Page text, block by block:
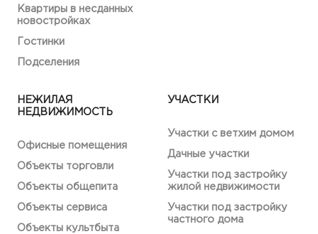
Квартиры в несданных
новостройках
Гостинки
Подселения
НЕЖИЛАЯ
НЕДВИЖИМОСТЬ
Офисные помещения
Объекты торговли
Объекты общепита
Объекты сервиса
Объекты культбыта
УЧАСТКИ
Участки с ветхим домом
Дачные участки
Участки под застройку
жилой недвижимости
Участки под застройку
частного дома